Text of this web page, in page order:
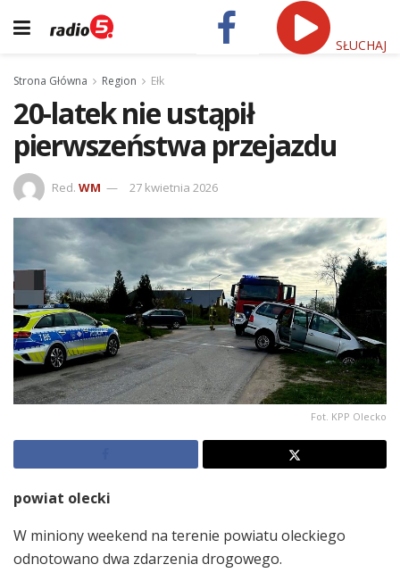
SŁUCHAJ
Strona Główna Region Ełk
20-latek nie ustąpił
pierwszeństwa przejazdu
Red. WM 27 kwietnia 2026
Fot. KPP Olecko
powiat olecki
W miniony weekend na terenie powiatu oleckiego
odnotowano dwa zdarzenia drogowego.